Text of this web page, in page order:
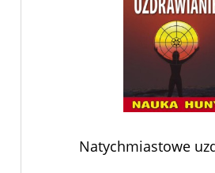
Natychmiastowe